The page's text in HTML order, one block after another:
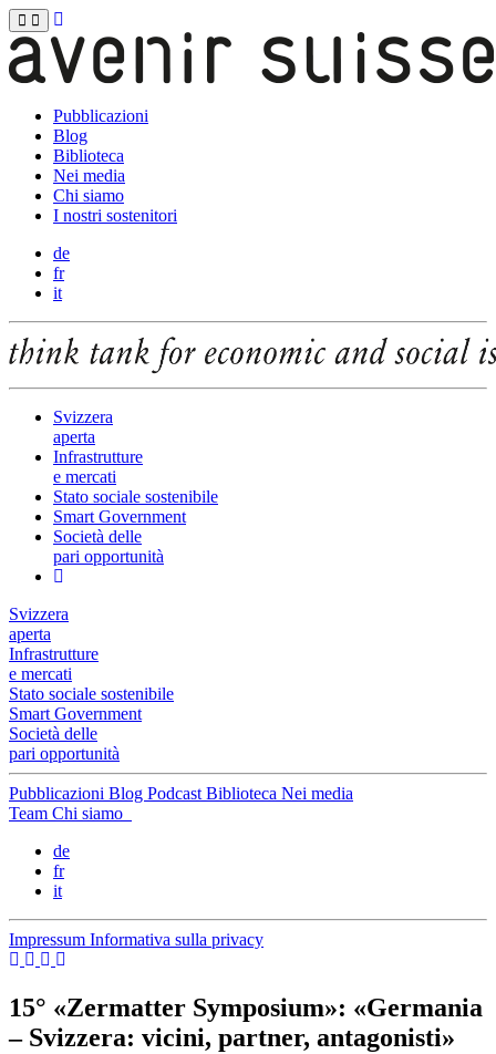
Pubblicazioni
Blog
Biblioteca
Nei media
Chi siamo
I nostri sostenitori
de
fr
it
Svizzera
aperta
Infrastrutture
e mercati
Stato sociale sostenibile
Smart Government
Società delle
pari opportunità
Svizzera
aperta
Infrastrutture
e mercati
Stato sociale sostenibile
Smart Government
Società delle
pari opportunità
Pubblicazioni Blog Podcast Biblioteca Nei media
Team Chi siamo
de
fr
it
Impressum Informativa sulla privacy
15° «Zermatter Symposium»: «Germania
– Svizzera: vicini, partner, antagonisti»